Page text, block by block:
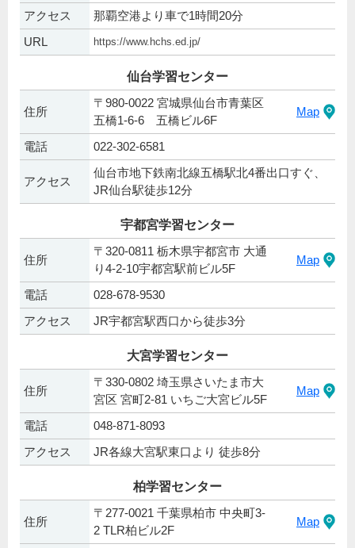
アクセス
那覇空港より車で1時間20分
URL
https://www.hchs.ed.jp/
仙台学習センター
住所
〒980-0022 宮城県仙台市青葉区
五橋1-6-6 五橋ビル6F
Map
電話 022-302-6581
アクセス
仙台市地下鉄南北線五橋駅北4番出口すぐ、
JR仙台駅徒歩12分
宇都宮学習センター
住所
〒320-0811 栃木県宇都宮市 大通
り4-2-10宇都宮駅前ビル5F
Map
電話
028-678-9530
アクセス
JR宇都宮駅西口から徒歩3分
大宮学習センター
住所
〒330-0802 埼玉県さいたま市大
宮区 宮町2-81 いちご大宮ビル5F
Map
電話
048-871-8093
アクセス
JR各線大宮駅東口より 徒歩8分
柏学習センター
住所
〒277-0021 千葉県柏市 中央町3-
2 TLR柏ビル2F
Map